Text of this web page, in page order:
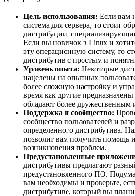
Цель использования: Если вам
система для сервера, то стоит
дистрибуции,
Если вы новичок в Linux и
эту операционную систему, то
дистрибутив с простым и
Уровень опыта: Некоторые
нацелены на опытных
более сложную настройку и
время как другие
обладают более дружественным
Поддержка и сообщество:
сообщество пользователей и
определенного дистрибутива.
позволит вам получить помощь
возникновения проблем.
Предустановленные
дистрибутивы предлагают
предустановленного ПО.
вам необходимы и проверьте,
дистрибутиве, который вы